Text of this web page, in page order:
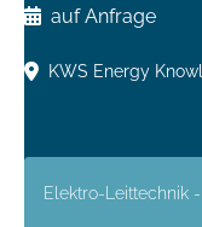
auf Anfrage
KWS Energy
Elektro-Leittechnik